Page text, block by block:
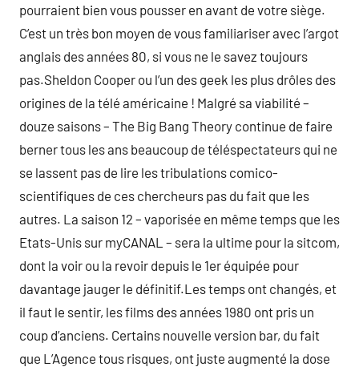
pourraient bien vous pousser en avant de votre siège.
C’est un très bon moyen de vous familiariser avec l’argot
anglais des années 80, si vous ne le savez toujours
pas.Sheldon Cooper ou l’un des geek les plus drôles des
origines de la télé américaine ! Malgré sa viabilité –
douze saisons – The Big Bang Theory continue de faire
berner tous les ans beaucoup de téléspectateurs qui ne
se lassent pas de lire les tribulations comico-
scientifiques de ces chercheurs pas du fait que les
autres. La saison 12 – vaporisée en même temps que les
Etats-Unis sur myCANAL – sera la ultime pour la sitcom,
dont la voir ou la revoir depuis le 1er équipée pour
davantage jauger le définitif.Les temps ont changés, et
il faut le sentir, les films des années 1980 ont pris un
coup d’anciens. Certains nouvelle version bar, du fait
que L’Agence tous risques, ont juste augmenté la dose